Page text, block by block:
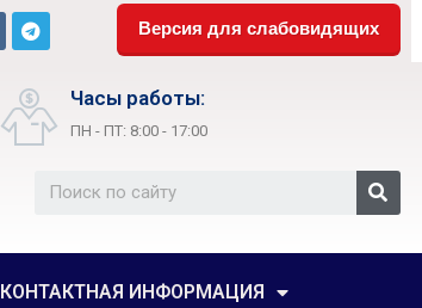
Версия для слабовидящих
Часы работы:
ПН - ПТ: 8:00 - 17:00
КОНТАКТНАЯ ИНФОРМАЦИЯ